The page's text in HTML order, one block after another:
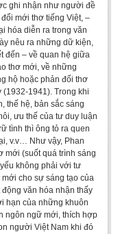
in the literatures of
an East Asian
the Media
Group
ghi nhận như người đề
mới thơ tiếng Việt, ‒
hóa diễn ra trong văn
nêu ra những dữ kiện,
đến ‒ về quan hệ giữa
thơ mới, về những
hộ hoặc phản đối thơ
1941). Trong khi
thế hệ, bản sắc sáng
ưu thế của tư duy luận
tình thì ông tỏ ra quen
v.v… Như vậy, Phan
mới (suốt quá trình sáng
không phải với tư
cho sự sáng tạo của
văn hóa nhận thấy
hạn của những khuôn
ngôn ngữ mới, thích hợp
người Việt Nam khi đó